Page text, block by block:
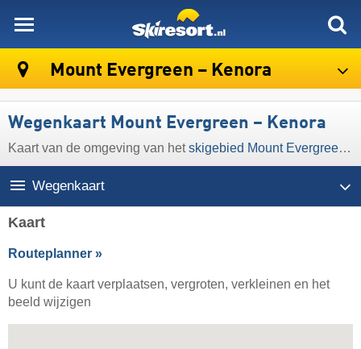
Mount Evergreen – Kenora
Wegenkaart Mount Evergreen – Kenora
Kaart van de omgeving van hetskigebied Mount Evergreen – Kenora
Wegenkaart
Kaart
Routeplanner »
U kunt de kaart verplaatsen, vergroten, verkleinen en het
beeld wijzigen